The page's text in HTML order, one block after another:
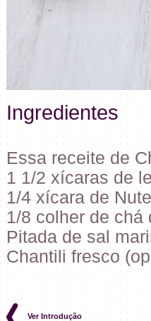
Ingredientes
Essa receite de
1 1/2 xícaras de
1/4 xícara de
1/8 colher de chá
Pitada de sal
Chantili fresco
Ver Introdução